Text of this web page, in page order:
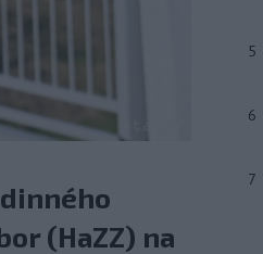
(HaZZ) na
5
6
7